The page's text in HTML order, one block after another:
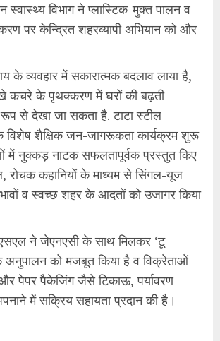
विभाग ने प्लास्टिक-मुक्त पालन व
पर केन्द्रित शहरव्यापी अभियान को और
के व्यवहार में सकारात्मक बदलाव लाया है,
कचरे के पृथक्करण में घरों की बढ़ती
रूप से देखा जा सकता है. टाटा स्टील
शैक्षिक जन-जागरूकता कार्यक्रम शुरू
में नुक्कड़ नाटक सफलतापूर्वक प्रस्तुत किए
रोचक कहानियों के माध्यम से सिंगल-यूज
व स्वच्छ शहर के आदतों को उजागर किया
ने जेएनएसी के साथ मिलकर ‘टू
को मजबूत किया है व विक्रेताओं
पेपर पैकेजिंग जैसे टिकाऊ, पर्यावरण-
में सक्रिय सहायता प्रदान की है।